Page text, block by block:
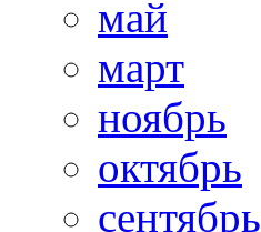
май
март
ноябрь
октябрь
сентябрь